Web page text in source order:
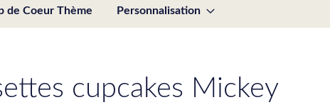
de Coeur Thème Personnalisation
cupcakes Mickey